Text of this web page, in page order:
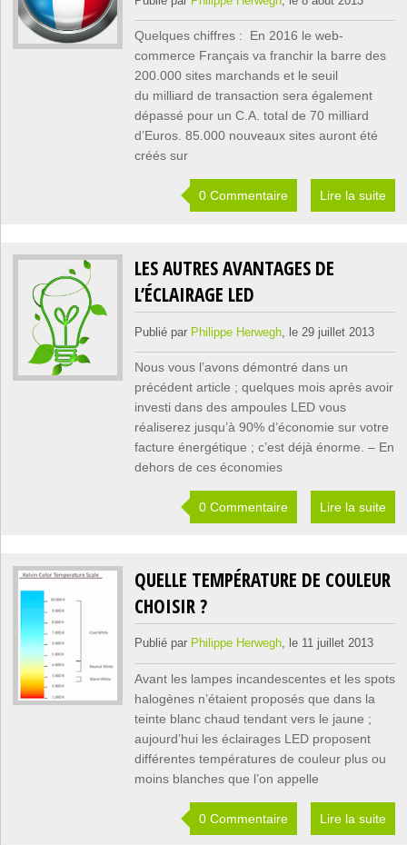
Quelques chiffres : En 2016 le web-
commerce Français va franchir la barre des
200.000 sites marchands et le seuil
du milliard de transaction sera également
dépassé pour un C.A. total de 70 milliard
d’Euros. 85.000 nouveaux sites auront été
créés sur
0 Commentaire Lire la suite
LES AUTRES AVANTAGES DE
L’ÉCLAIRAGE LED
Publié par Philippe Herwegh, le 29 juillet 2013
Nous vous l’avons démontré dans un
précédent article ; quelques mois après avoir
investi dans des ampoules LED vous
réaliserez jusqu’à 90% d’économie sur votre
facture énergétique ; c’est déjà énorme. – En
dehors de ces économies
0 Commentaire Lire la suite
QUELLE TEMPÉRATURE DE COULEUR
CHOISIR ?
Publié par Philippe Herwegh, le 11 juillet 2013
Avant les lampes incandescentes et les spots
halogènes n’étaient proposés que dans la
teinte blanc chaud tendant vers le jaune ;
aujourd’hui les éclairages LED proposent
différentes températures de couleur plus ou
moins blanches que l’on appelle
0 Commentaire Lire la suite